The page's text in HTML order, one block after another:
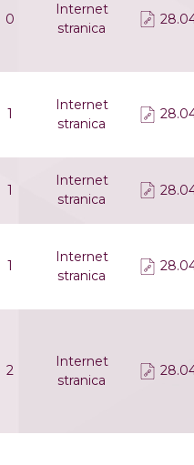
0
Internet
stranica
1
Internet
stranica
1
Internet
stranica
1
Internet
stranica
2
Internet
stranica